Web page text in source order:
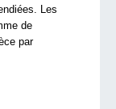
Les
de
par